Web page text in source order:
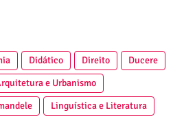
Didático Direito
Ducere
e Urbanismo
Linguística e Literatura